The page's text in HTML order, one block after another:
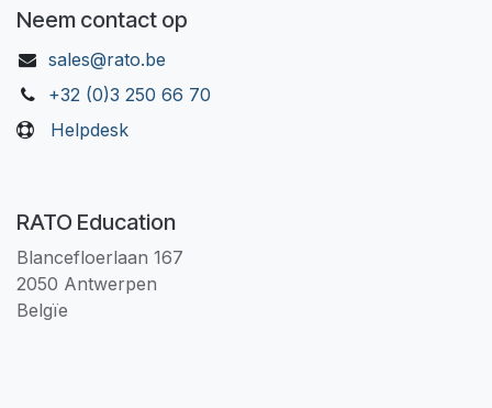
Neem contact op
sales@rato.be
+32 (0)3 250 66 70
Helpdesk
RATO Education
Blancefloerlaan 167
2050 Antwerpen
Belgïe